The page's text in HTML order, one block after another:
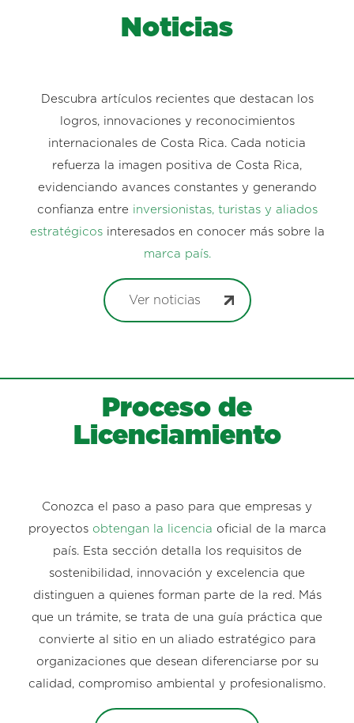
Noticias
Descubra artículos recientes que destacan los
logros, innovaciones y reconocimientos
internacionales de Costa Rica. Cada noticia
refuerza la imagen positiva de Costa Rica,
evidenciando avances constantes y generando
confianza entre inversionistas, turistas y aliados
estratégicos interesados en conocer más sobre la
marca país.
Ver noticias
Proceso de
Licenciamiento
Conozca el paso a paso para que empresas y
proyectos obtengan la licencia oficial de la marca
país. Esta sección detalla los requisitos de
sostenibilidad, innovación y excelencia que
distinguen a quienes forman parte de la red. Más
que un trámite, se trata de una guía práctica que
convierte al sitio en un aliado estratégico para
organizaciones que desean diferenciarse por su
calidad, compromiso ambiental y profesionalismo.